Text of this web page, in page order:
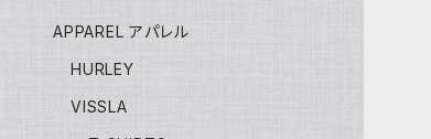
APPAREL アパレル
HURLEY
VISSLA